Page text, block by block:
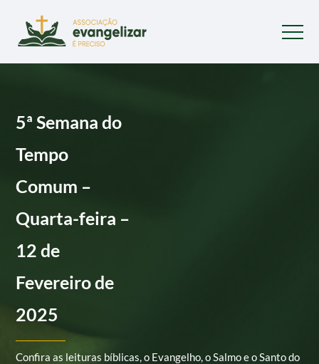
5ª Semana do
Tempo
Comum –
Quarta-feira –
12 de
Fevereiro de
2025
Confira as leituras bíblicas, o Evangelho, o Salmo e o Santo do